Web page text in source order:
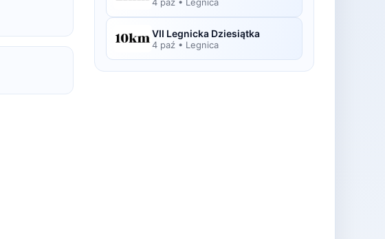
VII Legnicka Dziesiątka
4 paź • Legnica